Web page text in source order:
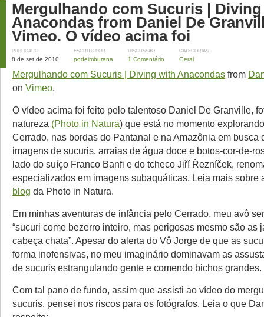
Mergulhando com Sucuris |
Anacondas from Daniel De
Vimeo. O vídeo acima foi
PUBLICADO
8 de set de 2010
ESCRITO POR
podeimburana
DISCUSSÃO
1 Comentário
CATEGORIAS
Geral
Mergulhando com Sucuris | Diving with Anacondas from
on Vimeo.
O vídeo acima foi feito pelo talentoso Daniel De Granville,
natureza (Photo in Natura) que está no momento
Cerrado, nas bordas do Pantanal e na Amazônia em busca
imagens de sucuris, arraias de água doce e botos-cor-de-
lado do suíço Franco Banfi e do tcheco Jiří Řezníček,
especializados em imagens subaquáticas. Leia mais sobre
blog da Photo in Natura.
Em minhas aventuras de infância pelo Cerrado, meu avô
“sucuri come bezerro inteiro, mas perigosas mesmo são as
cabeça chata”. Apesar do alerta do Vô Jorge de que as
forma inofensivas, no meu imaginário dominavam as
de sucuris estrangulando gente e comendo bichos grandes.
Com tal pano de fundo, assim que assisti ao vídeo do
sucuris, pensei nos riscos para os fotógrafos. Leia o que